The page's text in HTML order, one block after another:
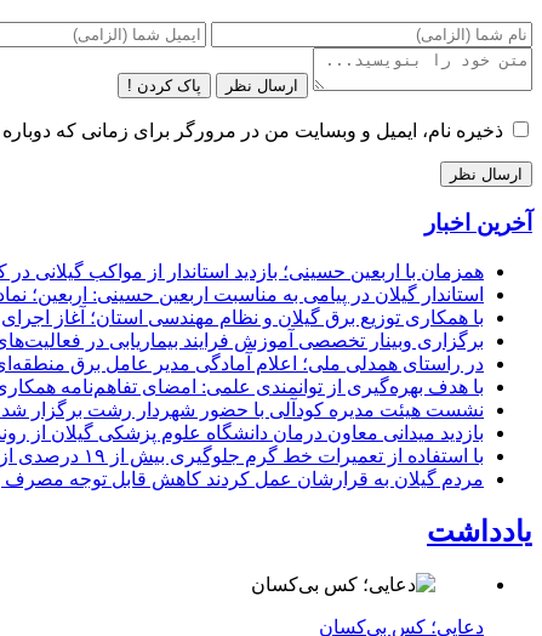
ارسال نظر پاک کردن !
ذخیره نام، ایمیل و وبسایت من در مرورگر برای زمانی که
آخرین اخبار
همزمان با اربعین حسینی؛ بازدید استاندار از مواکب گیلانی در
استاندار گیلان در پیامی به مناسبت اربعین حسینی:
با همکاری توزیع برق گیلان و نظام مهندسی استان؛ آغاز
برگزاری وبینار تخصصی آموزش فرایند بیماریابی در
در راستای همدلی ملی؛ اعلام آمادگی مدیر عامل برق
با هدف بهره‌گیری از توانمندی علمی: امضای تفاهم‌نامه
نشست هیئت مدیره کودآلی با حضور شهردار رشت برگزار شد
بازدید میدانی معاون درمان دانشگاه علوم پزشکی گیلان از
با استفاده از تعمیرات خط گرم جلوگیری بیش از ۱۹ درصدی از اعمال خاموشی برای مشتركان
مردم گیلان به قرارشان عمل کردند كاهش قابل توجه مصرف برق در استان
یادداشت
دعایی؛ کس بی‌کسان